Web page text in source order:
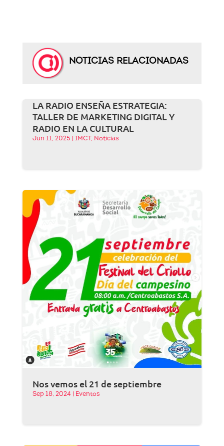
NOTICIAS RELACIONADAS
LA RADIO ENSEÑA ESTRATEGIA:
TALLER DE MARKETING DIGITAL Y
RADIO EN LA CULTURAL
Jun 11, 2025 IMCT, Noticias
Nos vemos el 21 de septiembre
Sep 18, 2024 Eventos